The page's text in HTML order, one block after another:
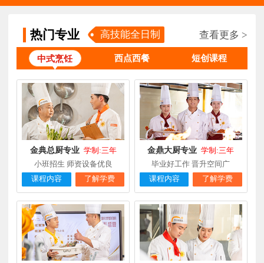
柯** 经典西点专业 福建厦门 在线报名
赖**
时尚西餐西点
专业
福建三明 16小时前 在线报名
陈** 大厨精英专业 福建福州 3天前 在线报名
谢** 西点店长班 福建厦门 4天前 在线报名
曾** 厨师长研修 福建厦门 4天前 在线报名
热门专业 高技能全日制 查看更多 >
中式烹饪 西点西餐 短创课程
金典总厨专业 学制:三年
小班招生 师资设备优良
课程内容
了解学费
金鼎大厨专业 学制:三年
毕业好工作 晋升空间广
课程内容
了解学费